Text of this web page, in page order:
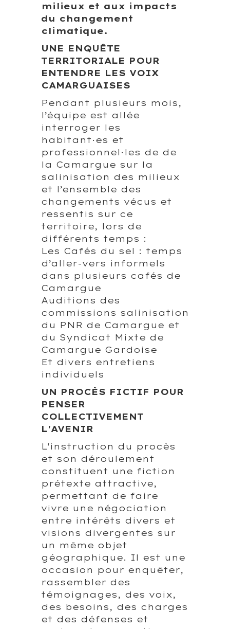
milieux et aux impacts
du changement
climatique.
UNE ENQUÊTE
TERRITORIALE POUR
ENTENDRE LES VOIX
CAMARGUAISES
Pendant plusieurs mois,
l’équipe est allée
interroger les
habitant·es et
professionnel·les de de
la Camargue sur la
salinisation des milieux
et l’ensemble des
changements vécus et
ressentis sur ce
territoire, lors de
différents temps :
Les Cafés du sel : temps
d’aller-vers informels
dans plusieurs cafés de
Camargue
Auditions des
commissions salinisation
du PNR de Camargue et
du Syndicat Mixte de
Camargue Gardoise
Et divers entretiens
individuels
UN PROCÈS FICTIF POUR
PENSER
COLLECTIVEMENT
L'AVENIR
L'instruction du procès
et son déroulement
constituent une fiction
prétexte attractive,
permettant de faire
vivre une négociation
entre intérêts divers et
visions divergentes sur
un même objet
géographique. Il est une
occasion pour enquêter,
rassembler des
témoignages, des voix,
des besoins, des charges
et des défenses et